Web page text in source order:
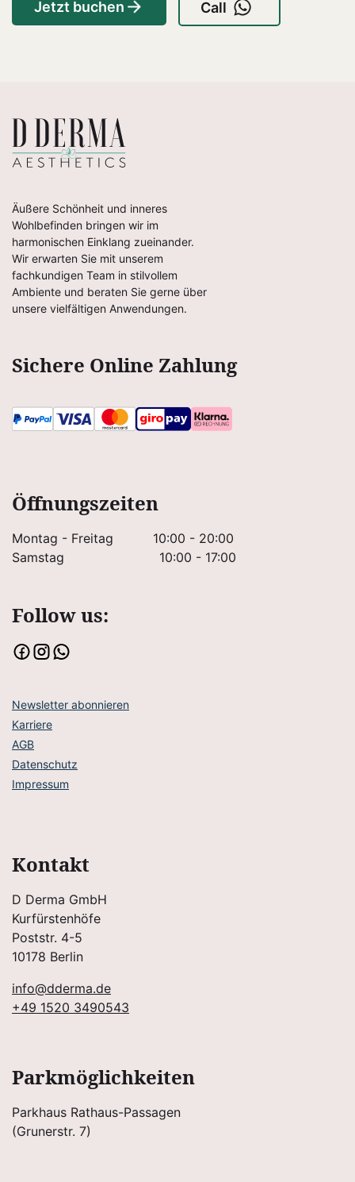
Jetzt buchen Call
Äußere Schönheit und inneres
Wohlbefinden bringen wir im
harmonischen Einklang zueinander.
Wir erwarten Sie mit unserem
fachkundigen Team in stilvollem
Ambiente und beraten Sie gerne über
unsere vielfältigen Anwendungen.
Sichere Online Zahlung
Öffnungszeiten
Montag - Freitag 10:00 - 20:00
Samstag 10:00 - 17:00
Follow us:
Newsletter abonnieren
Karriere
AGB
Datenschutz
Impressum
Kontakt
D Derma GmbH
Kurfürstenhöfe
Poststr. 4-5
10178 Berlin
info@dderma.de
+49 1520 3490543
Parkmöglichkeiten
Parkhaus Rathaus-Passagen
(Grunerstr. 7)